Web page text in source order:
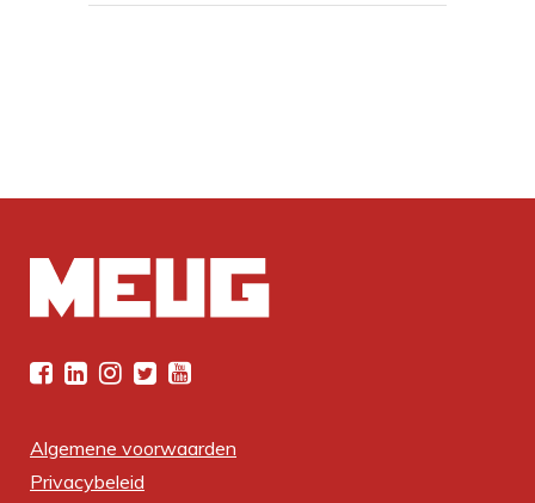
Algemene voorwaarden
Privacybeleid